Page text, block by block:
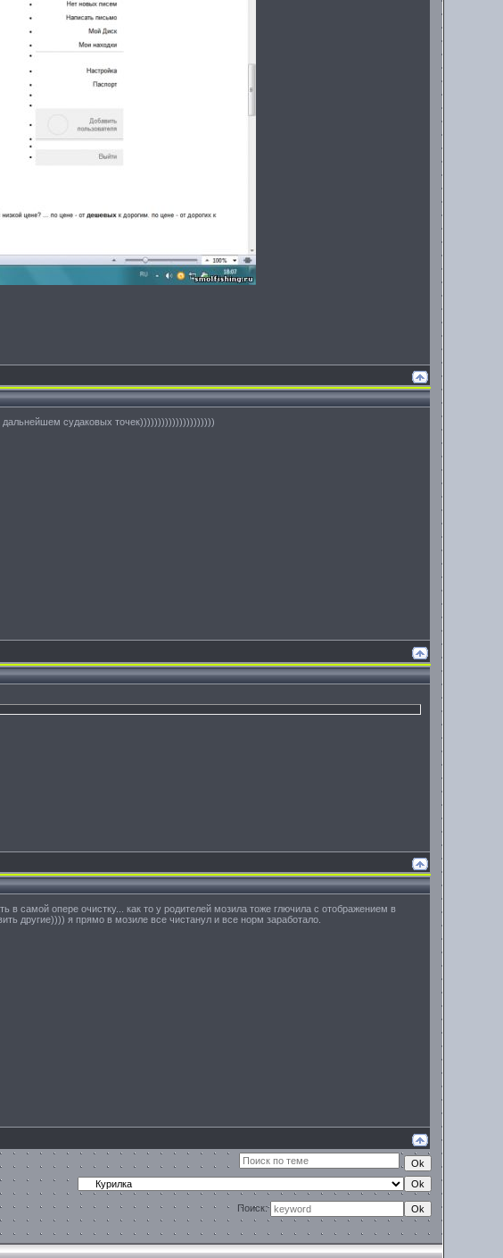
дальнейшем судаковых точек)))))))))))))))))))))
в самой опере очистку... как то у родителей мозила тоже глючила с отображением в
другие)))) я прямо в мозиле все чистанул и все норм заработало.
Поиск: